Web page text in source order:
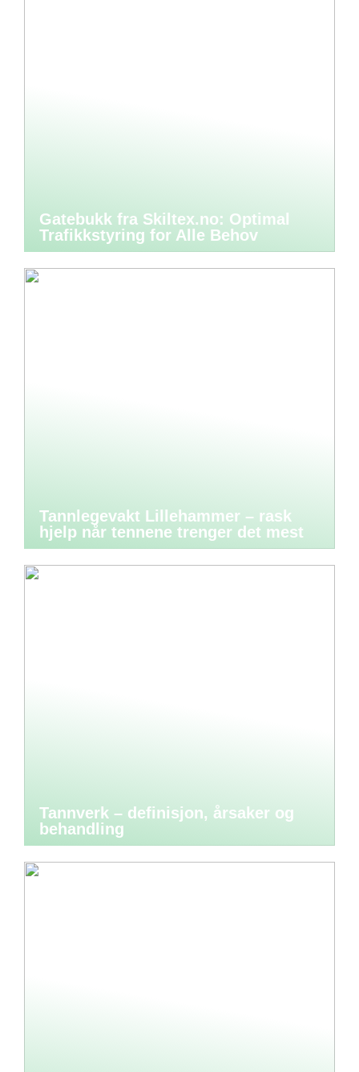
Gatebukk fra Skiltex.no: Optimal
Trafikkstyring for Alle Behov
Tannlegevakt Lillehammer – rask
hjelp når tennene trenger det mest
Tannverk – definisjon, årsaker og
behandling